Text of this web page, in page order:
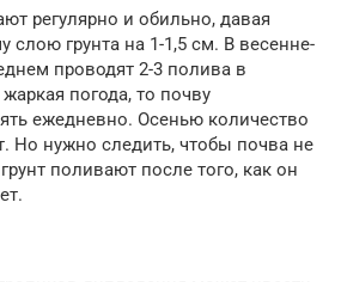
регулярно и обильно, давая
слою грунта на 1-1,5 см. В весенне-
проводят 2-3 полива в
погода, то почву
ежедневно. Осенью количество
Но нужно следить, чтобы почва не
поливают после того, как он